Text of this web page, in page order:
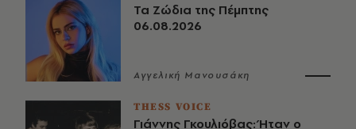
Τα Ζώδια της Πέμπτης
06.08.2026
Αγγελική Μανουσάκη
THESS VOICE
Γιάννης Γκουλιόβας: Ήταν ο